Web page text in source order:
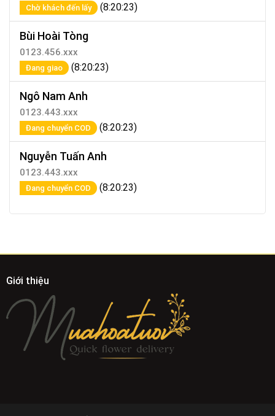
Chờ khách đến lấy (8:20:23)
Bùi Hoài Tòng
0123.456.xxx
Đang giao (8:20:23)
Ngô Nam Anh
0123.443.xxx
Đang chuyển COD (8:20:23)
Nguyễn Tuấn Anh
0123.443.xxx
Đang chuyển COD (8:20:23)
Giới thiệu